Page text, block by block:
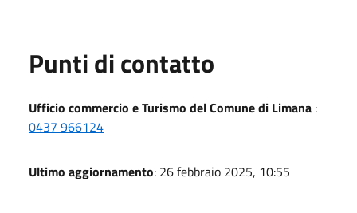
Punti di contatto
Ufficio commercio e Turismo del Comune di Limana :
0437 966124
Ultimo aggiornamento: 26 febbraio 2025, 10:55